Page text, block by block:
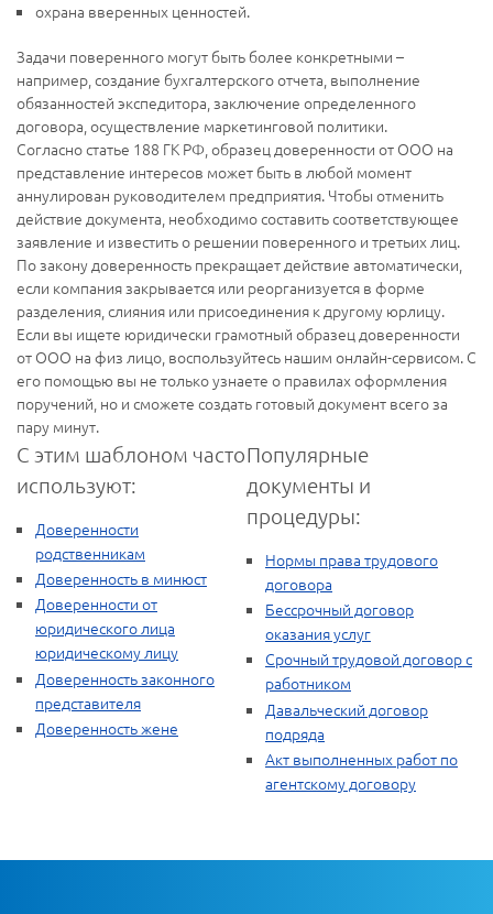
охрана вверенных ценностей.
Задачи поверенного могут быть более конкретными –
например, создание бухгалтерского отчета, выполнение
обязанностей экспедитора, заключение определенного
договора, осуществление маркетинговой политики.
Согласно статье 188 ГК РФ, образец доверенности от ООО на
представление интересов может быть в любой момент
аннулирован руководителем предприятия. Чтобы отменить
действие документа, необходимо составить соответствующее
заявление и известить о решении поверенного и третьих лиц.
По закону доверенность прекращает действие автоматически,
если компания закрывается или реорганизуется в форме
разделения, слияния или присоединения к другому юрлицу.
Если вы ищете юридически грамотный образец доверенности
от ООО на физ лицо, воспользуйтесь нашим онлайн-сервисом. С
его помощью вы не только узнаете о правилах оформления
поручений, но и сможете создать готовый документ всего за
пару минут.
С этим шаблоном часто
используют:
Доверенности
родственникам
Доверенность в минюст
Доверенности от
юридического лица
юридическому лицу
Доверенность законного
представителя
Доверенность жене
Популярные
документы и
процедуры:
Нормы права трудового
договора
Бессрочный договор
оказания услуг
Срочный трудовой договор с
работником
Давальческий договор
подряда
Акт выполненных работ по
агентскому договору